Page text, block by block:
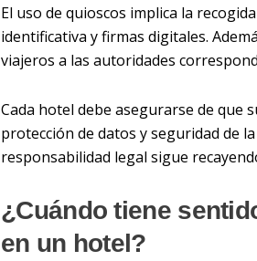
El uso de quioscos implica la
identificativa y firmas digitales.
viajeros a las autoridades
Cada hotel debe asegurarse de que
protección de datos y seguridad de
responsabilidad legal sigue
¿Cuándo tiene
en un hotel?